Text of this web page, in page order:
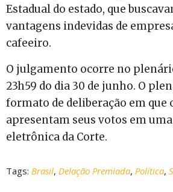
Estadual do estado, que
vantagens indevidas de
cafeeiro.
O julgamento ocorre no
23h59 do dia 30 de junho. O
formato de deliberação em que
apresentam seus votos em
eletrônica da Corte.
Tags: Brasil, Delação Premiada, Política,